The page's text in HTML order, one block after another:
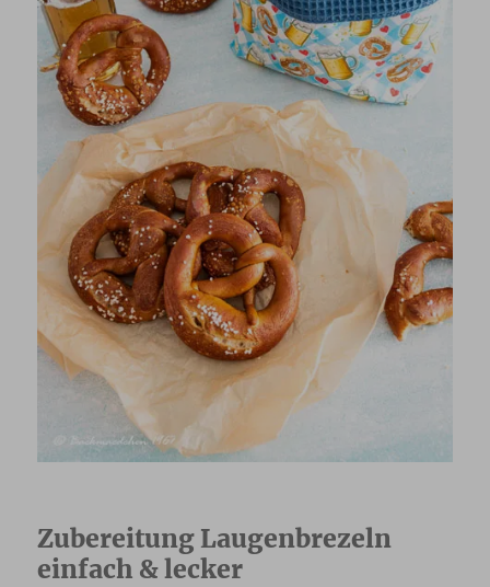
Zubereitung Laugenbrezeln
einfach & lecker